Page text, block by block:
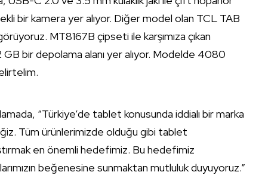
bir kamera yer alıyor. Diğer model olan TCL TAB
MT8167B çipseti ile karşımıza çıkan
GB bir depolama alanı yer alıyor. Modelde 4080
“Türkiye’de tablet konusunda iddialı bir marka
Tüm ürünlerimizde olduğu gibi tablet
en önemli hedefimiz. Bu hedefimiz
beğenesine sunmaktan mutluluk duyuyoruz.”